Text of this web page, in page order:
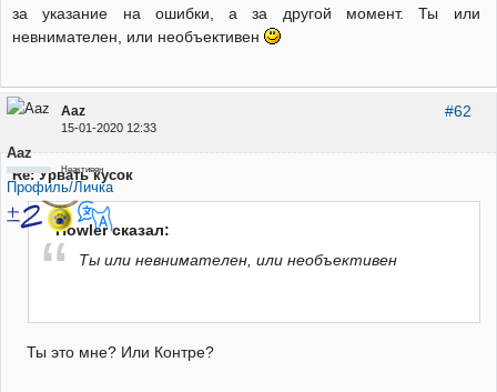
за указание на ошибки, а за другой момент. Ты или
невнимателен, или необъективен
#62
Aaz
15-01-2020 12:33
Aaz
Неактивен
Профиль/Личка
Re: Урвать кусок
Howler сказал:
Ты или невнимателен, или необъективен
Ты это мне? Или Контре?